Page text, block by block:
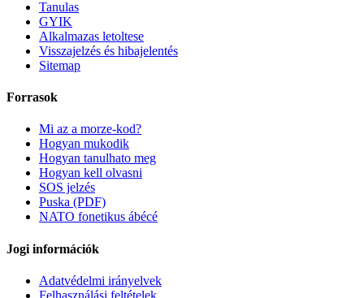
Tanulas
GYIK
Alkalmazas letoltese
Visszajelzés és hibajelentés
Sitemap
Forrasok
Mi az a morze-kod?
Hogyan mukodik
Hogyan tanulhato meg
Hogyan kell olvasni
SOS jelzés
Puska (PDF)
NATO fonetikus ábécé
Jogi információk
Adatvédelmi irányelvek
Felhasználási feltételek